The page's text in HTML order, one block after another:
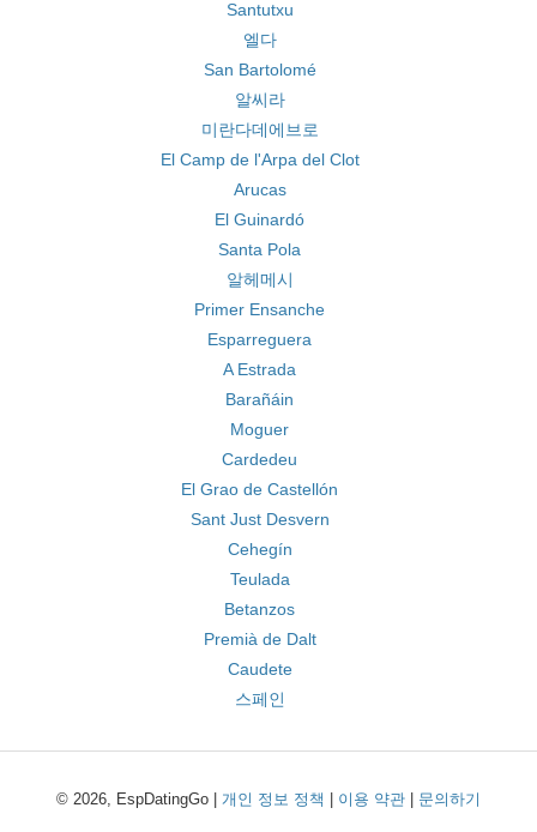
Santutxu
엘다
San Bartolomé
알씨라
미란다데에브로
El Camp de l'Arpa del Clot
Arucas
El Guinardó
Santa Pola
알헤메시
Primer Ensanche
Esparreguera
A Estrada
Barañáin
Moguer
Cardedeu
El Grao de Castellón
Sant Just Desvern
Cehegín
Teulada
Betanzos
Premià de Dalt
Caudete
스페인
© 2026, EspDatingGo | 개인 정보 정책 이용 약관 문의하기